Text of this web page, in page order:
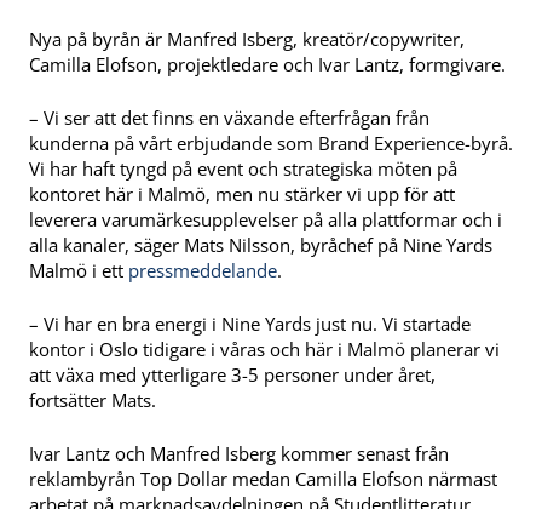
Nya på byrån är Manfred Isberg, kreatör/copywriter,
Camilla Elofson, projektledare och Ivar Lantz, formgivare.
– Vi ser att det finns en växande efterfrågan från
kunderna på vårt erbjudande som Brand Experience-byrå.
Vi har haft tyngd på event och strategiska möten på
kontoret här i Malmö, men nu stärker vi upp för att
leverera varumärkesupplevelser på alla plattformar och i
alla kanaler, säger Mats Nilsson, byråchef på Nine Yards
Malmö i ett pressmeddelande.
– Vi har en bra energi i Nine Yards just nu. Vi startade
kontor i Oslo tidigare i våras och här i Malmö planerar vi
att växa med ytterligare 3-5 personer under året,
fortsätter Mats.
Ivar Lantz och Manfred Isberg kommer senast från
reklambyrån Top Dollar medan Camilla Elofson närmast
arbetat på marknadsavdelningen på Studentlitteratur.